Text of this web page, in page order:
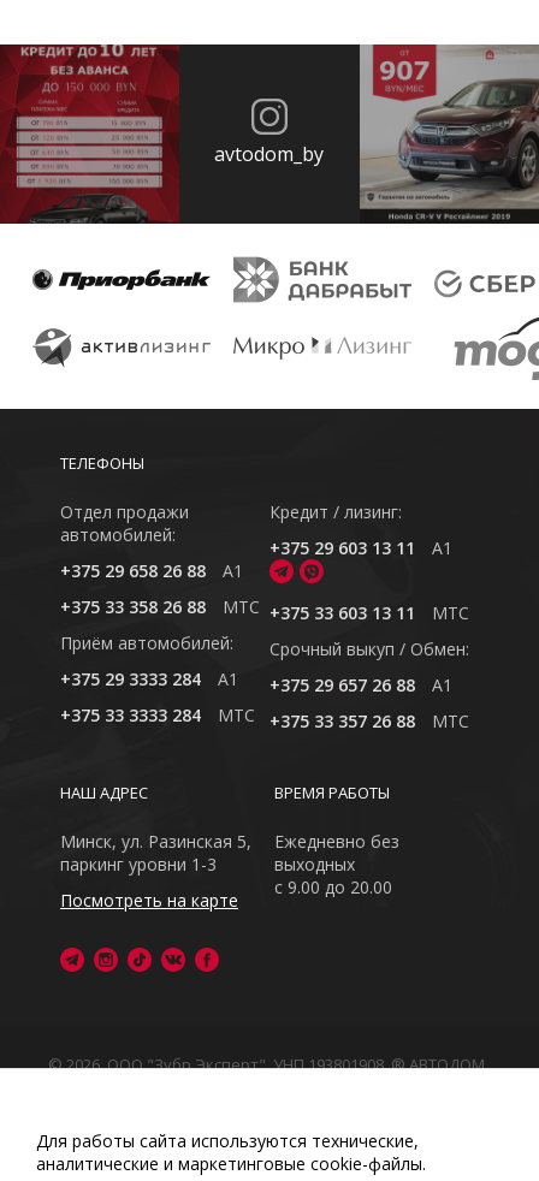
avtodom_by
ТЕЛЕФОНЫ
Отдел продажи
автомобилей:
+375 29 658 26 88
A1
+375 33 358 26 88
MTC
Приём автомобилей:
+375 29 3333 284
A1
+375 33 3333 284
MTC
Кредит / лизинг:
+375 29 603 13 11
A1
+375 33 603 13 11
MTC
Cрочный выкуп / Обмен:
+375 29 657 26 88
A1
+375 33 357 26 88
MTC
ВРЕМЯ РАБОТЫ
Ежедневно без
выходных
с 9.00 до 20.00
НАШ АДРЕС
Минск, ул. Разинская 5,
паркинг уровни 1-3
Посмотреть на карте
© 2026, ООО "Зубр Эксперт", УНП 193801908. ® АВТОДОМ
Обращаем Ваше внимание на то, что данный интернет-
сайт носит исключительно информационный характер
Любое использование либо копирование материалов
Для работы сайта используются технические,
аналитические и маркетинговые сооkіе-файлы.